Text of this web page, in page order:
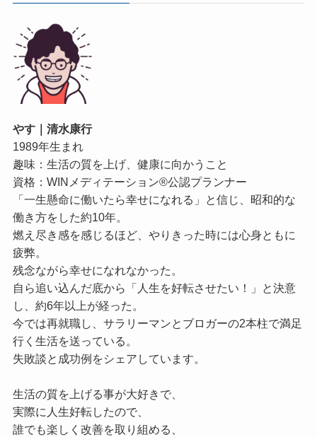
やす｜清水康行
1989年生まれ
趣味：生活の質を上げ、健康に向かうこと
資格：WINメディテーション®公認プランナー
「一生懸命に働いたら幸せになれる」と信じ、昭和的な
働き方をした約10年。
燃え尽き感を感じるほど、やりきった時には心身ともに
疲弊。
残念ながら幸せになれなかった。
自ら追い込んだ底から「人生を好転させたい！」と決意
し、約6年以上が経った。
今では再就職し、サラリーマンとブロガーの2本柱で満足
行く生活を送っている。
失敗談と成功例をシェアしています。
生活の質を上げる事が大好きで、
実際に人生好転したので、
誰でも楽しく改善を取り組める、